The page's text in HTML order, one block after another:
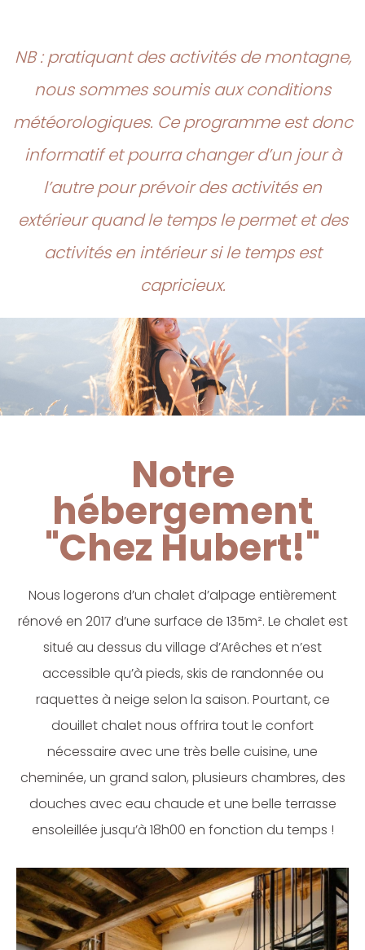
NB : pratiquant des activités de montagne,
nous sommes soumis aux conditions
météorologiques. Ce programme est donc
informatif et pourra changer d’un jour à
l’autre pour prévoir des activités en
extérieur quand le temps le permet et des
activités en intérieur si le temps est
capricieux.
Notre
hébergement
"Chez Hubert!"
Nous logerons d’un chalet d’alpage entièrement
rénové en 2017 d’une surface de 135m². Le chalet est
situé au dessus du village d’Arêches et n’est
accessible qu’à pieds, skis de randonnée ou
raquettes à neige selon la saison. Pourtant, ce
douillet chalet nous offrira tout le confort
nécessaire avec une très belle cuisine, une
cheminée, un grand salon, plusieurs chambres, des
douches avec eau chaude et une belle terrasse
ensoleillée jusqu’à 18h00 en fonction du temps !